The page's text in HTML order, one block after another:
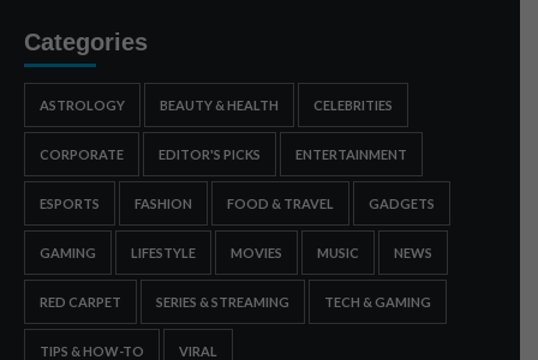
Categories
ASTROLOGY BEAUTY & HEALTH CELEBRITIES
CORPORATE EDITOR'S PICKS ENTERTAINMENT
ESPORTS FASHION FOOD & TRAVEL GADGETS
GAMING LIFESTYLE MOVIES MUSIC NEWS
RED CARPET SERIES & STREAMING TECH & GAMING
TIPS & HOW-TO VIRAL